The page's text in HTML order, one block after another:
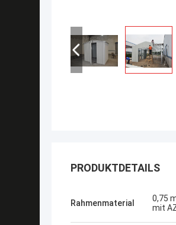
PRODUKTDETAILS
Rahmenmaterial
0,75
mit